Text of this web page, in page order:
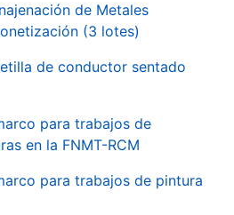
de Metales
(3 lotes)
de conductor sentado
para trabajos de
en la FNMT-RCM
para trabajos de pintura